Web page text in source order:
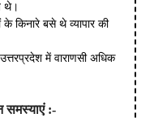
थे।
किनारे बसे थे व्यापार की
में वाराणसी अधिक
समस्याएं :-